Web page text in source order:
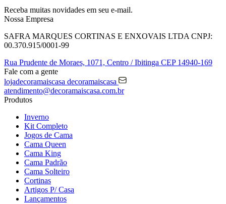
Receba muitas novidades em seu e-mail.
Nossa Empresa
SAFRA MARQUES CORTINAS E ENXOVAIS LTDA CNPJ:
00.370.915/0001-99
Rua Prudente de Moraes, 1071, Centro / Ibitinga CEP 14940-169
Fale com a gente
lojadecoramaiscasa decoramaiscasa
atendimento@decoramaiscasa.com.br
Produtos
Inverno
Kit Completo
Jogos de Cama
Cama Queen
Cama King
Cama Padrão
Cama Solteiro
Cortinas
Artigos P/ Casa
Lançamentos